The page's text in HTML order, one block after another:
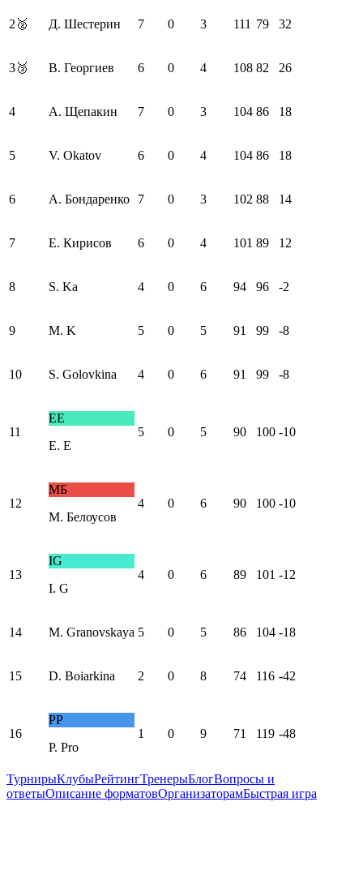
2 🥈 Д. Шестерин 7 0 3 111 79 32
3🥉 В. Георгиев 6 0 4 108 82 26
4 А. Щепакин 7 0 3 104 86 18
5 V. Okatov 6 0 4 104 86 18
6 А. Бондаренко 7 0 3 102 88 14
7 Е. Кирисов 6 0 4 101 89 12
8 S. Ka 4 0 6 94 96 -2
9 M. K 5 0 5 91 99 -8
10 S. Golovkina 4 0 6 91 99 -8
11
ЕE
Е. E
5 0 5 90 100 -10
12
МБ
М. Белоусов
4 0 6 90 100 -10
13
IG
I. G
4 0 6 89 101 -12
14 M. Granovskaya 5 0 5 86 104 -18
15 D. Boiarkina 2 0 8 74 116 -42
16
PP
P. Pro
1 0 9 71 119 -48
ТурнирыКлубыРейтингТренерыБлогВопросы и
ответыОписание форматовОрганизаторамБыстрая игра